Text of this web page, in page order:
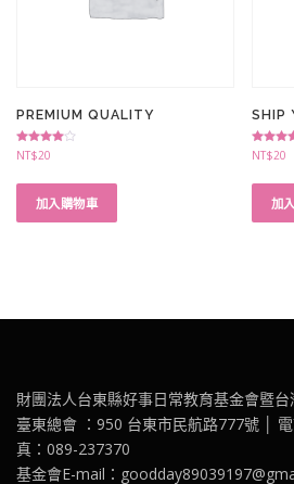
PREMIUM QUALITY
評分
4.00
NT$20
加入購物車
SHIP
評分
4.00
NT$20
加
財團法人台東縣好事日常教育基金會暨
臺東總會 ：950 台東市民航路777號 │
真：089-237370
基金會E-mail：